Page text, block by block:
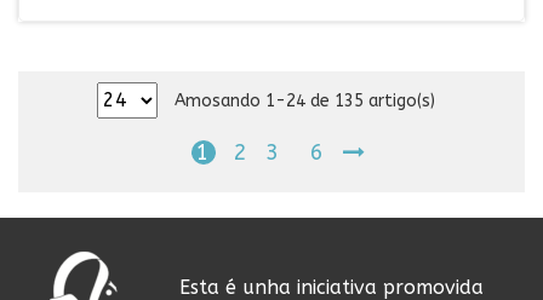
Amosando 1-24 de 135 artigo(s)
1 2 3 6
Esta é unha iniciativa promovida